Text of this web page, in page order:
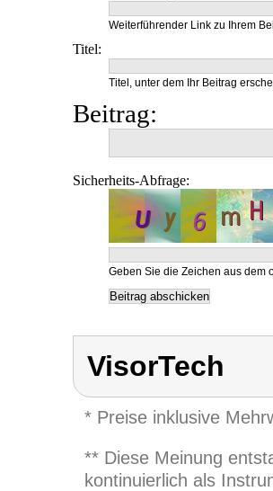
Weiterführender Link zu Ihrem
Titel:
Titel, unter dem Ihr Beitrag
Beitrag:
Sicherheits-Abfrage:
Geben Sie die Zeichen aus dem
VisorTech
* Preise inklusive
** Diese Meinung
kontinuierlich als